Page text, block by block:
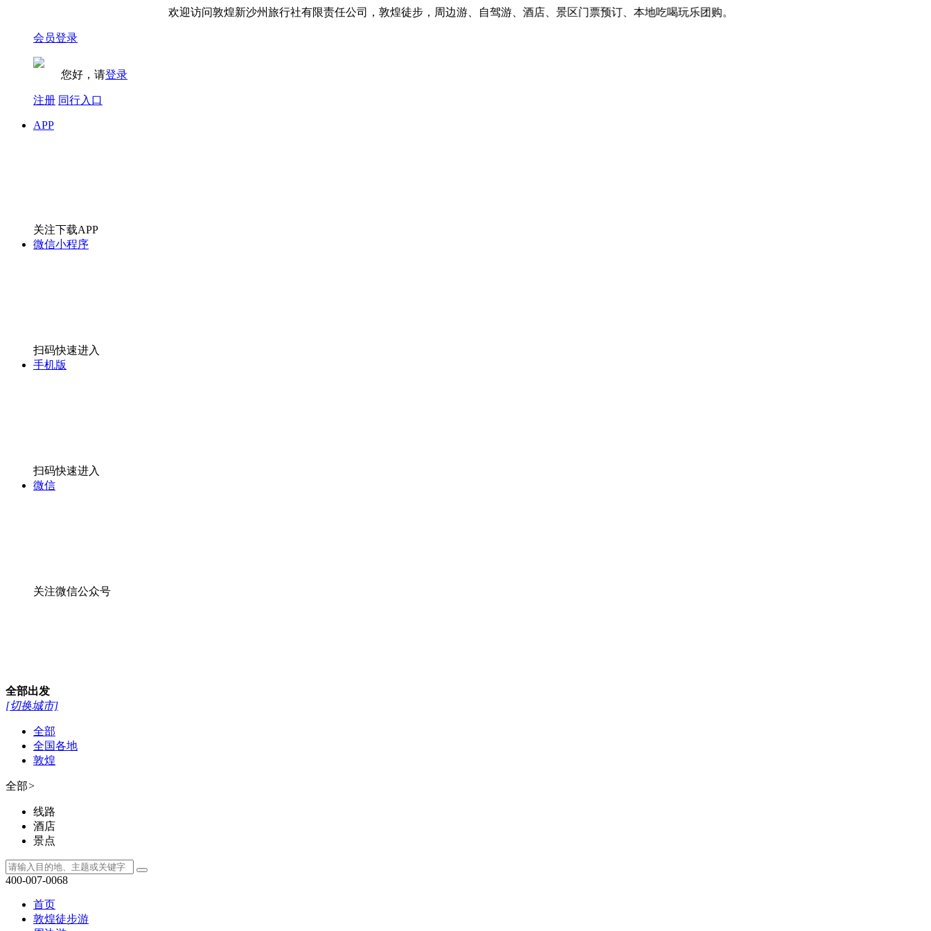
欢迎访问敦煌新沙州旅行社有限责任公司，敦煌徒步，周边游、自驾游、酒店、景区门票预订、本地吃喝玩乐团购。
会员登录
您好，请登录
注册 同行入口
APP
关注下载APP
微信小程序
扫码快速进入
手机版
扫码快速进入
微信
关注微信公众号
全部出发
[切换城市]
全部
全国各地
敦煌
全部>
线路
酒店
景点
400-007-0068
首页
敦煌徒步游